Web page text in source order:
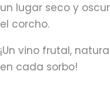
un lugar seco y
el corcho.
¡Un vino frutal,
en cada sorbo!